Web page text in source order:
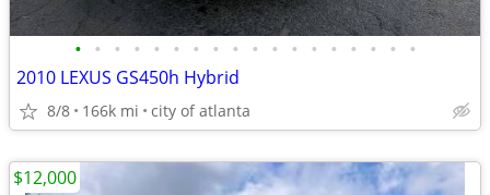
• • • • • • • • • • • • • • • • • •
2010 LEXUS GS450h Hybrid
8/8 166k mi city of atlanta
$12,000